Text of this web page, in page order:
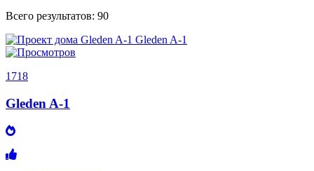
Всего результатов: 90
1718
Gleden A-1